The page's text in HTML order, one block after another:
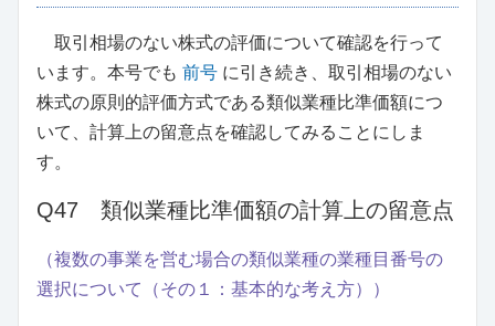
取引相場のない株式の評価について確認を行って
います。本号でも 前号 に引き続き、取引相場のない
株式の原則的評価方式である類似業種比準価額につ
いて、計算上の留意点を確認してみることにしま
す。
Q47 類似業種比準価額の計算上の留意点
（複数の事業を営む場合の類似業種の業種目番号の
選択について（その１：基本的な考え方））